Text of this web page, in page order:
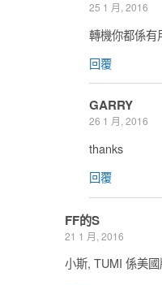
25 1 月, 2016
轉機你都係有
回覆
GARRY
26 1 月, 2016
thanks
回覆
FF的S
21 1 月, 2016
小斯, TUMI 係美